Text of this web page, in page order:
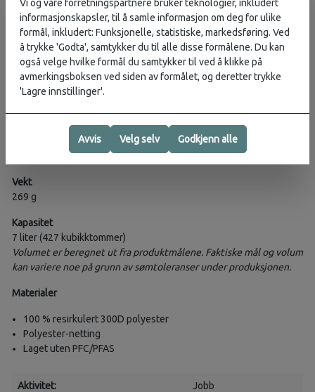
Glidelåsløkker for rask åpning
PERFEKT FOR
Skjorter med krage
Dressbukser
Kjoler og skjørt
Spesifikasjoner
Vekt
269 g
Kapasitet
7 liter (427 kubikktommer)
Volumet er beregnet ut fra produktmålene. Faktiske mål og volum
kan variere noe på grunn av sømtoleranser under produksjonen.
Materialer
100 % resirkulert 300D polyester
Polyester-netting
Laget uten PFC/PFAS
Aktivitet: Jobb
Vi og våre forretningspartnere bruker teknologier, inkludert
informasjonskapsler, til å samle informasjon om deg for ulike
formål, inkludert: Funksjonelle, statistiske, markedsføring. Ved
å trykke 'Godta', samtykker du til alle disse formålene. Du kan
også velge hvilke formål du samtykker til ved å klikke på
avmerkingsboksen ved siden av formålet, og deretter trykke
'Lagre innstillinger'.
Avvis Velg selv Godkjenn alle